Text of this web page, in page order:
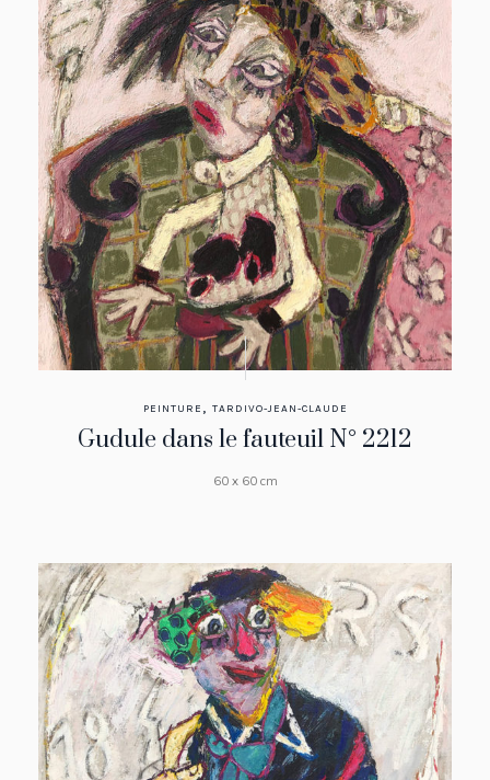
PEINTURE , TARDIVO-JEAN-CLAUDE
Gudule dans le fauteuil N° 2212
60 x 60 cm